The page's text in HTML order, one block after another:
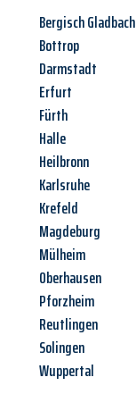
Bergisch Gladbach
Bottrop
Darmstadt
Erfurt
Fürth
Halle
Heilbronn
Karlsruhe
Krefeld
Magdeburg
Mülheim
Oberhausen
Pforzheim
Reutlingen
Solingen
Wuppertal